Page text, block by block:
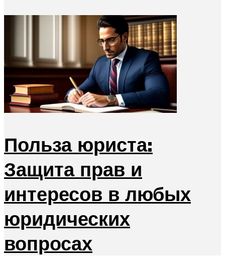
Польза юриста:
Защита прав и
интересов в любых
юридических
вопросах